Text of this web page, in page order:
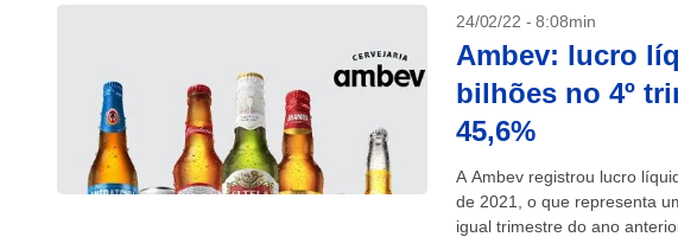
24/02/22 - 8:08min
Ambev: lucro
bilhões no 4º
45,6%
A Ambev registrou lucro
de 2021, o que representa
igual trimestre do ano